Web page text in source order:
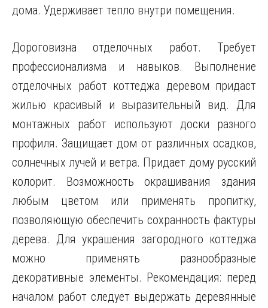
дома. Удерживает тепло внутри помещения.
Дороговизна отделочных работ. Требует
профессионализма и навыков. Выполнение
отделочных работ коттеджа деревом придаст
жилью красивый и выразительный вид. Для
монтажных работ используют доски разного
профиля. Защищает дом от различных осадков,
солнечных лучей и ветра. Придает дому русский
колорит. Возможность окрашивания здания
любым цветом или применять пропитку,
позволяющую обеспечить сохранность фактуры
дерева. Для украшения загородного коттеджа
можно применять разнообразные
декоративные элементы. Рекомендация: перед
началом работ следует выдержать деревянные